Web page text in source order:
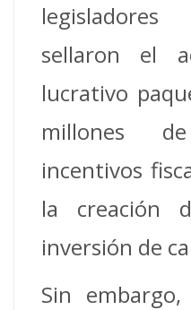
sellaron el
lucrativo
millones
incentivos
la creación
inversión de
Sin